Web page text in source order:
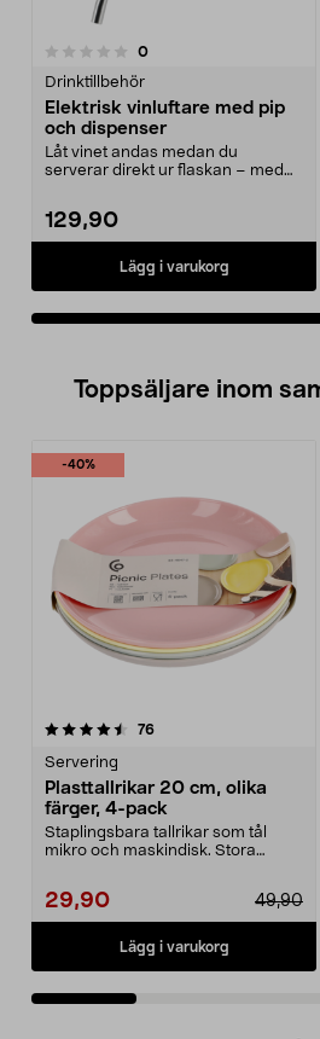
0recensioner
Drinktillbehör
Elektrisk vinluftare med pip
och dispenser
Låt vinet andas medan du
serverar direkt ur flaskan – med
129,90
Lägg i varukorg
3.5av 5 stjärnor
Toppsäljare inom
-40%
76recensioner
Servering
Plasttallrikar 20 cm, olika
färger, 4-pack
Staplingsbara tallrikar som tål
mikro och maskindisk. Stora
29,90 49,90
Lägg i varukorg
5.0 av 5 stjärnor